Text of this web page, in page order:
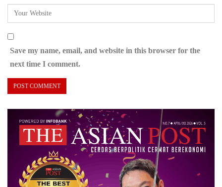
Save my name, email, and website in this browser for the
next time I comment.